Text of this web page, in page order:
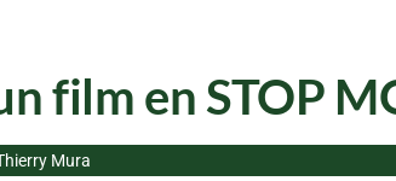
film en STOP
Mura